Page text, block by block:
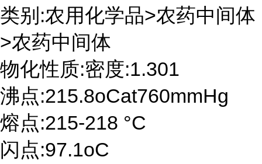
类别:农用化学品>农药中间体
>农药中间体
物化性质:密度:1.301
沸点:215.8oCat760mmHg
熔点:215-218 °C
闪点:97.1oC